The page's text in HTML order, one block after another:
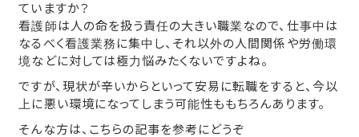
ていますか？
看護師は人の命を扱う責任の大きい職業なので、仕事中は
なるべく看護業務に集中し、それ以外の人間関係や労働環
境などに対しては極力悩みたくないですよね。
ですが、現状が辛いからといって安易に転職をすると、今以
上に悪い環境になってしまう可能性ももちろんあります。
そんな方は、こちらの記事を参考にどうぞ